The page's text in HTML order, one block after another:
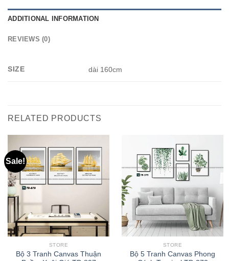
ADDITIONAL INFORMATION
REVIEWS (0)
SIZE dài 160cm
RELATED PRODUCTS
Sale!
STORE
Bộ 3 Tranh Canvas Thuận
STORE
Bộ 5 Tranh Canvas Phong